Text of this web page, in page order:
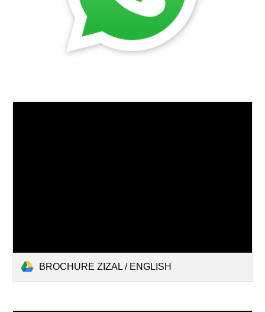
BROCHURE ZIZAL / ENGLISH